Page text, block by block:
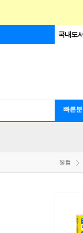
국내도서
빠른분
웰컴